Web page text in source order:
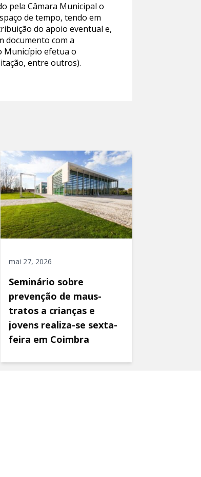
pela Câmara Municipal o
de tempo, tendo em
do apoio eventual e,
documento com a
Município efetua o
entre outros).
mai 27, 2026
Seminário sobre
prevenção de maus-
tratos a crianças e
jovens realiza-se sexta-
feira em Coimbra